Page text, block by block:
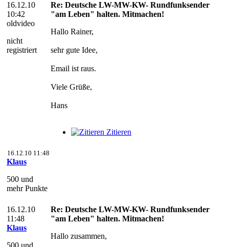
16.12.10
10:42
oldvideo
nicht
registriert
Re: Deutsche LW-MW-KW- Rundfunksender
"am Leben" halten. Mitmachen!
Hallo Rainer,
sehr gute Idee,
Email ist raus.
Viele Grüße,
Hans
Zitieren
16.12.10 11:48
Klaus
500 und
mehr Punkte
16.12.10
11:48
Klaus
500 und
Re: Deutsche LW-MW-KW- Rundfunksender
"am Leben" halten. Mitmachen!
Hallo zusammen,